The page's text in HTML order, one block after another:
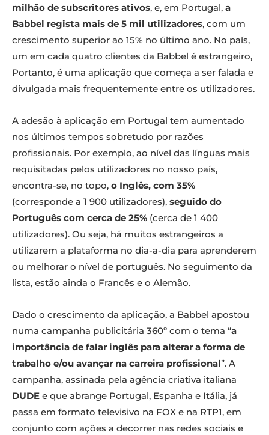
milhão de subscritores ativos, e, em Portugal, a
Babbel regista mais de 5 mil utilizadores, com um
crescimento superior ao 15% no último ano. No país,
um em cada quatro clientes da Babbel é estrangeiro,
Portanto, é uma aplicação que começa a ser falada e
divulgada mais frequentemente entre os utilizadores.
A adesão à aplicação em Portugal tem aumentado
nos últimos tempos sobretudo por razões
profissionais. Por exemplo, ao nível das línguas mais
requisitadas pelos utilizadores no nosso país,
encontra-se, no topo, o Inglês, com 35%
(corresponde a 1 900 utilizadores), seguido do
Português com cerca de 25% (cerca de 1 400
utilizadores). Ou seja, há muitos estrangeiros a
utilizarem a plataforma no dia-a-dia para aprenderem
ou melhorar o nível de português. No seguimento da
lista, estão ainda o Francês e o Alemão.
Dado o crescimento da aplicação, a Babbel apostou
numa campanha publicitária 360º com o tema “a
importância de falar inglês para alterar a forma de
trabalho e/ou avançar na carreira profissional”. A
campanha, assinada pela agência criativa italiana
DUDE e que abrange Portugal, Espanha e Itália, já
passa em formato televisivo na FOX e na RTP1, em
conjunto com ações a decorrer nas redes sociais e